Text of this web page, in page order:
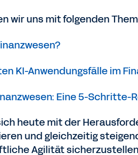
wir uns mit folgenden
KI-Anwendungsfälle im
Eine 5-Schritte-
heute mit der
und gleichzeitig
Agilität